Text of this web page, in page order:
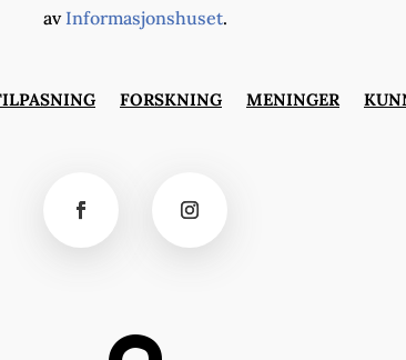
av Informasjonshuset.
FORSKNING MENINGER